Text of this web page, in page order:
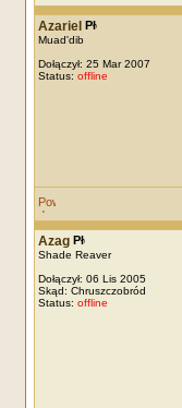
Azariel
Muad'dib
Dołączył: 25 Mar 2007
Status: offline
Azag
Shade Reaver
Dołączył: 06 Lis 2005
Skąd: Chruszczobród
Status: offline